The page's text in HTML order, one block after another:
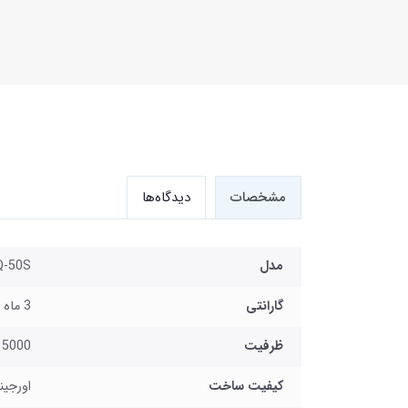
مشخصات دیدگاه‌ها
مدل
50S
گارانتی
3 ماه ضمانت شرکتی
ظرفیت
5000 میلی آمپر
کیفیت ساخت